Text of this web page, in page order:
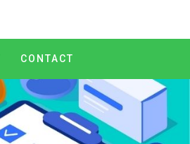
CONTACT